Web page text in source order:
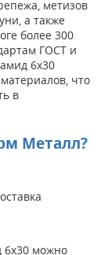
метизов
а также
более 300
ГОСТ и
6x30
что
в
Металл?
6x30 можно